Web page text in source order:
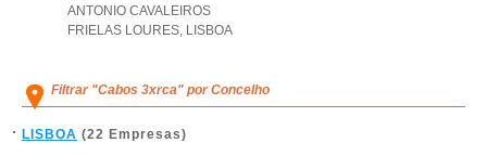
ANTONIO CAVALEIROS
FRIELAS LOURES, LISBOA
Filtrar "Cabos 3xrca" por Concelho
LISBOA (22 Empresas)